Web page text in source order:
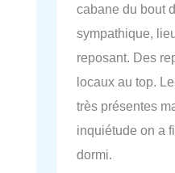
cabane du bout
sympathique,
reposant. Des
locaux au top.
très présentes
inquiétude on a
dormi.